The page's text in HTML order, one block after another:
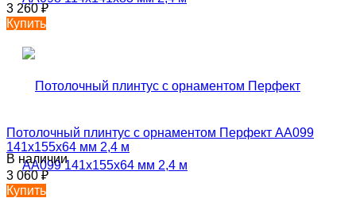
3 260₽
Купить
Потолочный плинтус с орнаментом Перфект AA099
141х155х64 мм 2,4 м
В наличии
3 060₽
Купить